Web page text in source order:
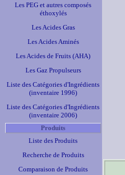
Les PEG et autres composés
éthoxylés
Les Acides Gras
Les Acides Aminés
Les Acides de Fruits (AHA)
Les Gaz Propulseurs
Liste des Catégories d'Ingrédients
(inventaire 1996)
Liste des Catégories d'Ingrédients
(inventaire 2006)
Produits
Liste des Produits
Recherche de Produits
Comparaison de Produits